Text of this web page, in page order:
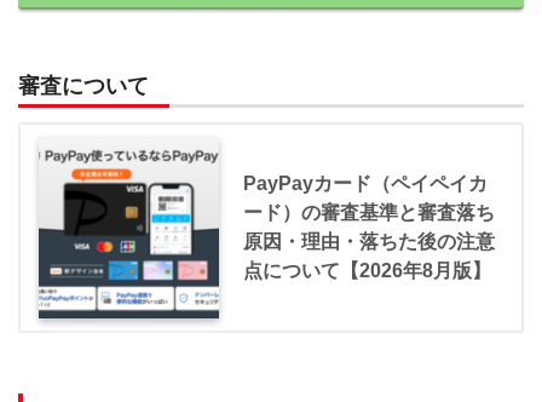
審査について
PayPayカード（ペイペイカ
ード）の審査基準と審査落ち
原因・理由・落ちた後の注意
点について【2026年8月版】